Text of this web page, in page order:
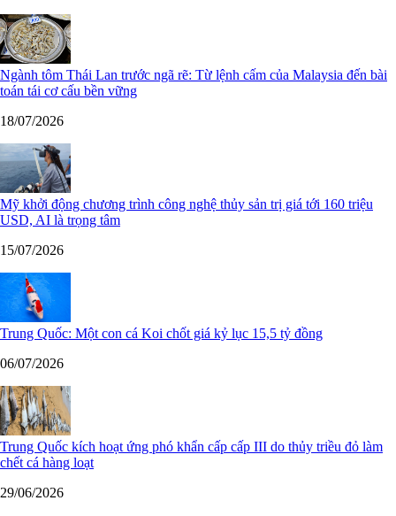
Ngành tôm Thái Lan trước ngã rẽ: Từ lệnh cấm của Malaysia đến bài
toán tái cơ cấu bền vững
18/07/2026
Mỹ khởi động chương trình công nghệ thủy sản trị giá tới 160 triệu
USD, AI là trọng tâm
15/07/2026
Trung Quốc: Một con cá Koi chốt giá kỷ lục 15,5 tỷ đồng
06/07/2026
Trung Quốc kích hoạt ứng phó khẩn cấp cấp III do thủy triều đỏ làm
chết cá hàng loạt
29/06/2026